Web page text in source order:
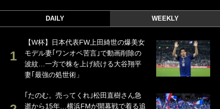
DAILY WEEKLY
【W杯】日本代表FW上田綺世の爆美女
モデル妻｢ワンオペ苦言｣で動画削除の
波紋…一方で株を上げ続ける大谷翔平
妻｢最強の処世術」
｢たのむ。売ってくれ｣松田直樹さん急
逝から15年…横浜FMが開幕戦で着る追